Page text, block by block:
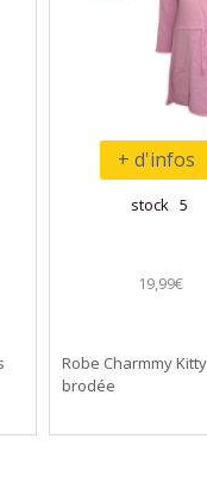
+ d'infos
stock 5
19,99€
Robe Charmmy
brodée